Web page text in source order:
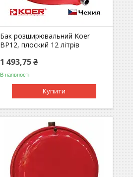
Бак розширювальний Koer
BP12, плоский 12 літрів
1 493,75 ₴
В наявності
Купити